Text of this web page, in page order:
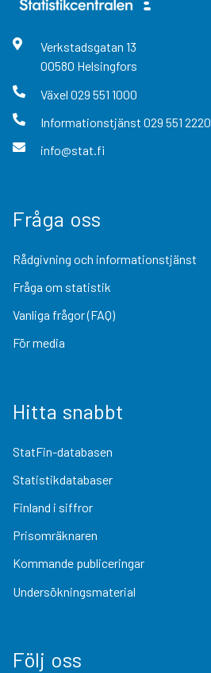
Verkstadsgatan 13
00580 Helsingfors
Växel 029 551 1000
Informationstjänst 029 551 2220
info@stat.fi
Fråga oss
Rådgivning och informationstjänst
Fråga om statistik
Vanliga frågor (FAQ)
För media
Hitta snabbt
StatFin-databasen
Statistikdatabaser
Finland i siffror
Prisomräknaren
Kommande publiceringar
Undersökningsmaterial
Följ oss